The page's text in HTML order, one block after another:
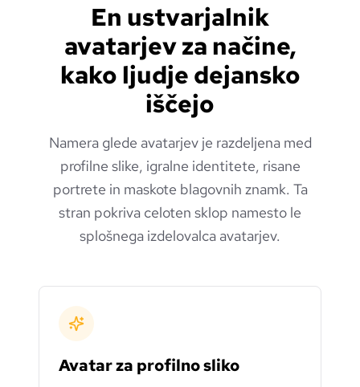
En ustvarjalnik
avatarjev za načine,
kako ljudje dejansko
iščejo
Namera glede avatarjev je razdeljena med
profilne slike, igralne identitete, risane
portrete in maskote blagovnih znamk. Ta
stran pokriva celoten sklop namesto le
splošnega izdelovalca avatarjev.
Avatar za profilno sliko